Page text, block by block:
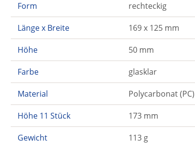
Form rechteckig
Länge x Breite 169 x 125 mm
Höhe 50 mm
Farbe glasklar
Material Polycarbonat (PC)
Höhe 11 Stück 173 mm
Gewicht 113 g